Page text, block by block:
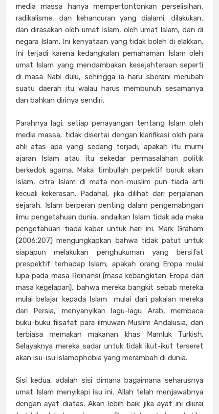
media massa hanya mempertontonkan perselisihan,
radikalisme, dan kehancuran yang dialami, dilakukan,
dan dirasakan oleh umat Islam, oleh umat Islam, dan di
negara Islam. Ini kenyataan yang tidak boleh di elakkan.
Ini terjadi karena kedangkalan pemahaman Islam oleh
umat Islam yang mendambakan kesejahteraan seperti
di masa Nabi dulu, sehingga ia haru sberani merubah
suatu daerah itu walau harus membunuh sesamanya
dan bahkan dirinya sendiri.
Parahnya lagi, setiap penayangan tentang Islam oleh
media massa, tidak disertai dengan klarifikasi oleh para
ahli atas apa yang sedang terjadi, apakah itu murni
ajaran Islam atau itu sekedar permasalahan politik
berkedok agama. Maka timbullah perpektif buruk akan
Islam, citra Islam di mata non-muslim pun tiada arti
kecuali kekerasan. Padahal, jika dilihat dari perjalanan
sejarah, Islam berperan penting dalam pengemabngan
ilmu pengetahuan dunia, andaikan Islam tidak ada maka
pengetahuan tiada kabar untuk hari ini. Mark Graham
(2006:207) mengungkapkan bahwa tidak patut untuk
siapapun melakukan penghukuman yang bersifat
prespektif terhadap Islam, apakah orang Eropa mulai
lupa pada masa Reinansi (masa kebangkitan Eropa dari
masa kegelapan), bahwa mereka bangkit sebab mereka
mulai belajar kepada Islam mulai dari pakaian mereka
dari Persia, menyanyikan lagu-lagu Arab, membaca
buku-buku filsafat para ilmuwan Muslim Andalusia, dan
terbiasa memakan makanan khas Mamluk Turkish.
Selayaknya mereka sadar untuk tidak ikut-ikut terseret
akan isu-isu islamophobia yang merambah di dunia.
Sisi kedua, adalah sisi dimana bagaimana seharusnya
umat Islam menyikapi isu ini, Allah telah menjawabnya
dengan ayat diatas. Akan lebih baik jika ayat ini diurai